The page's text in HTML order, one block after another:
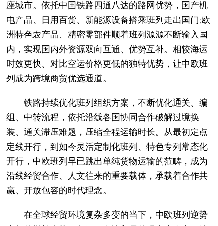
座城市。依托中国铁路四通八达的路网优势，国产机
电产品、日用百货、新能源设备搭乘班列走出国门;欧
洲特色农产品、精密零部件顺着班列源源不断输入国
内，实现国内外资源双向互通、优势互补。相较海运
时效更快、对比空运价格更低的独特优势，让中欧班
列成为跨境商贸优选通道。
铁路持续优化班列组织方案，不断优化通关、编
组、中转流程，依托沿线各国协同合作破解过境换
装、通关滞压难题，压缩全程运输时长。从最初定点
定线开行，到如今灵活定制化班列、特色专列常态化
开行，中欧班列早已跳出单纯货物运输的范畴，成为
沿线经贸合作、人文往来的重要载体，承载着合作共
赢、开放包容的时代理念。
在全球经贸环境复杂多变的当下，中欧班列逆势